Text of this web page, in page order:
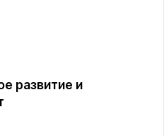
развитие и